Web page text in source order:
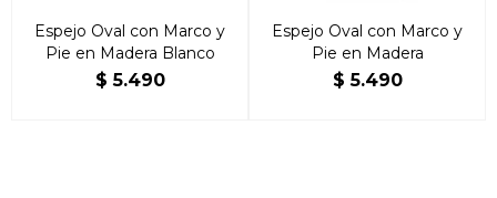
Espejo Oval con Marco y
Pie en Madera Blanco
$ 5.490
Espejo Oval con Marco y
Pie en Madera
$ 5.490